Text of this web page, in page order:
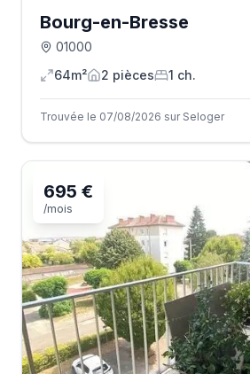
Bourg-en-Bresse
01000
64m²
2 pièces 1 ch.
Trouvée le 07/08/2026 sur Seloger
695 €
/mois